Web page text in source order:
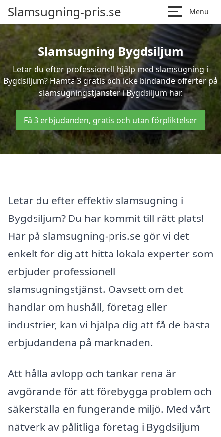
Slamsugning-pris.se Menu
Slamsugning Bygdsiljum
Letar du efter professionell hjälp med slamsugning i
Bygdsiljum? Hämta 3 gratis och icke bindande offerter på
slamsugningstjänster i Bygdsiljum här.
Få 3 erbjudanden, gratis och utan förpliktelser
Letar du efter effektiv slamsugning i
Bygdsiljum? Du har kommit till rätt plats!
Här på slamsugning-pris.se gör vi det
enkelt för dig att hitta lokala experter som
erbjuder professionell
slamsugningstjänst. Oavsett om det
handlar om hushåll, företag eller
industrier, kan vi hjälpa dig att få de bästa
erbjudandena på marknaden.
Att hålla avlopp och tankar rena är
avgörande för att förebygga problem och
säkerställa en fungerande miljö. Med vårt
nätverk av pålitliga företag i Bygdsiljum